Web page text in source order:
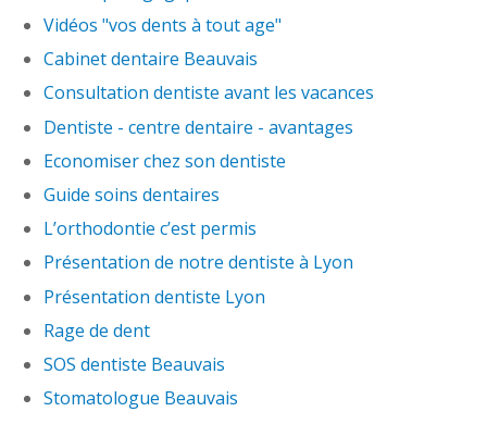
Vidéos "vos dents à tout age"
Cabinet dentaire Beauvais
Consultation dentiste avant les vacances
Dentiste - centre dentaire - avantages
Economiser chez son dentiste
Guide soins dentaires
L’orthodontie c’est permis
Présentation de notre dentiste à Lyon
Présentation dentiste Lyon
Rage de dent
SOS dentiste Beauvais
Stomatologue Beauvais